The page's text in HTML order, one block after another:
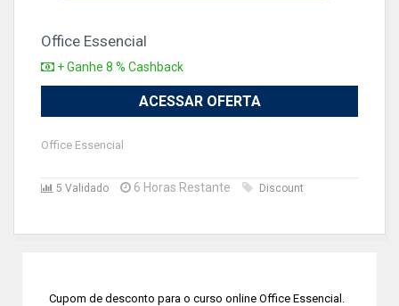
Office Essencial
+ Ganhe 8 % Cashback
ACESSAR OFERTA
Office Essencial
5 Validado 6 Horas Restante Discount
Cupom de desconto para o curso online Office Essencial.